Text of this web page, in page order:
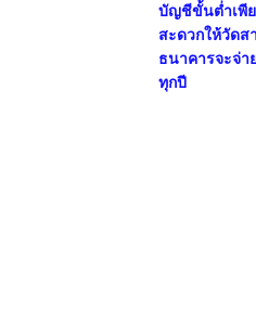
บัญชีขั้นต่ำเพีย
สะดวกให้วัดส
ธนาคารจะจ่า
ทุกปี